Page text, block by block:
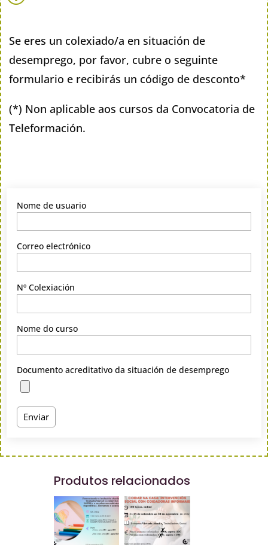
Se eres un colexiado/a en situación de
desemprego, por favor, cubre o seguinte
formulario e recibirás un código de desconto*
(*) Non aplicable aos cursos da Convocatoria de
Teleformación.
Nome de usuario
Correo electrónico
Nº Colexiación
Nome do curso
Documento acreditativo da situación de desemprego
Produtos relacionados